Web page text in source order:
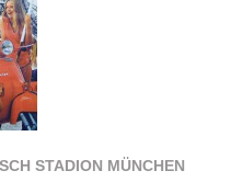
STADION MÜNCHEN